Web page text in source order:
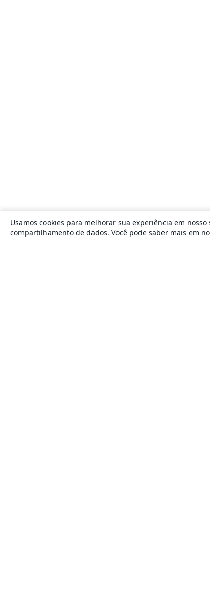
Usamos cookies para melhorar sua experiência em
compartilhamento de dados. Você pode saber mais em